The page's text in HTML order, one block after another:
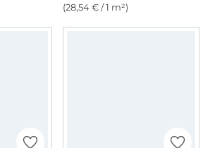
(28,54 € / 1 m²)